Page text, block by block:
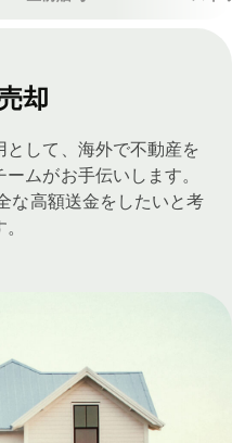
却
して、海外で不動産を
ムがお手伝いします。
な高額送金をしたいと考